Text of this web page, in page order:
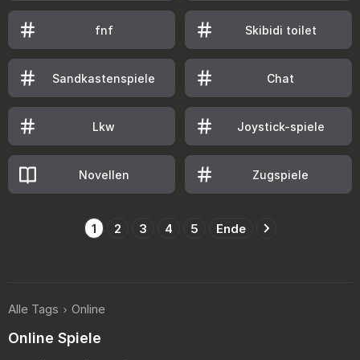
fnf Skibidi toilet
Sandkastenspiele Chat
Lkw Joystick-spiele
Novellen Zugspiele
1 2 3 4 5 Ende
Alle Tags Online
Online Spiele